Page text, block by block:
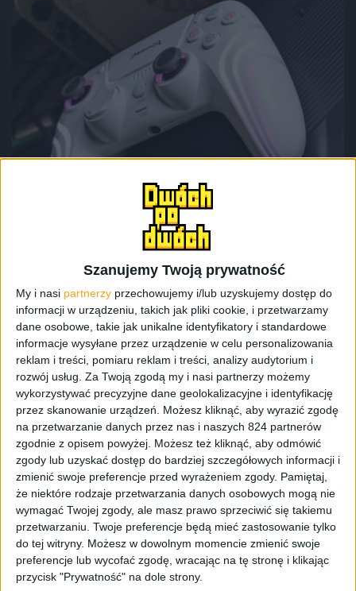
Szanujemy Twoją prywatność
My i nasi partnerzy przechowujemy i/lub uzyskujemy dostęp do
informacji w urządzeniu, takich jak pliki cookie, i przetwarzamy
dane osobowe, takie jak unikalne identyfikatory i standardowe
informacje wysyłane przez urządzenie w celu personalizowania
reklam i treści, pomiaru reklam i treści, analizy audytorium i
rozwój usług. Za Twoją zgodą my i nasi partnerzy możemy
wykorzystywać precyzyjne dane geolokalizacyjne i identyfikację
przez skanowanie urządzeń. Możesz kliknąć, aby wyrazić zgodę
na przetwarzanie danych przez nas i naszych 824 partnerów
zgodnie z opisem powyżej. Możesz też kliknąć, aby odmówić
zgody lub uzyskać dostęp do bardziej szczegółowych informacji i
zmienić swoje preferencje przed wyrażeniem zgody. Pamiętaj,
że niektóre rodzaje przetwarzania danych osobowych mogą nie
wymagać Twojej zgody, ale masz prawo sprzeciwić się takiemu
przetwarzaniu. Twoje preferencje będą mieć zastosowanie tylko
do tej witryny. Możesz w dowolnym momencie zmienić swoje
preferencje lub wycofać zgodę, wracając na tę stronę i klikając
przycisk "Prywatność" na dole strony.
Tworzywo, z którego zrobiono obudowę, nie bije
luksusem, ale jest dobrze spasowane. Nic nie trzeszczy,
nie ugina się, a przyciski i triggery chodzą prawidłowo.
Układ jest typowo „hybrydowy” – asymetryczność pada
od Xboxa, ale jednak kolorystyka i ułożenie symboli jak w
sprzęcie do PlayStation.
RGB, bo przecież bez tego nie
byłoby „gamingowo”
Nie mogło zabraknąć RGB, prawda? Monka Contra GT-96
świeci. I to nie byle jak – cała obwódka przycisków i
analogów potrafi rozświetlić biurko jak choinka w
grudniu. Szkoda tylko, że przycisk odpowiedzialny za
wyłączenie podświetlenia postanowił odmówić